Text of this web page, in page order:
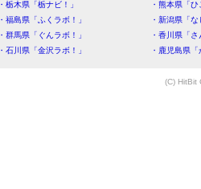
・栃木県「栃ナビ！」
・熊本県「
・福島県「ふくラボ！」
・新潟県「
・群馬県「ぐんラボ！」
・香川県「
・石川県「金沢ラボ！」
・鹿児島県
(C) HitBit